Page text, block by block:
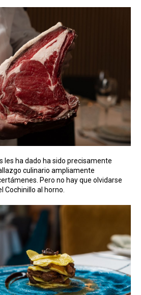
les ha dado ha sido precisamente
culinario ampliamente
Pero no hay que olvidarse
Cochinillo al horno.